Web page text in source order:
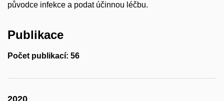
původce infekce a podat účinnou léčbu.
Publikace
Počet publikací: 56